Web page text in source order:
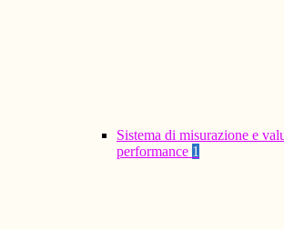
Sistema di misurazione e
performance 1